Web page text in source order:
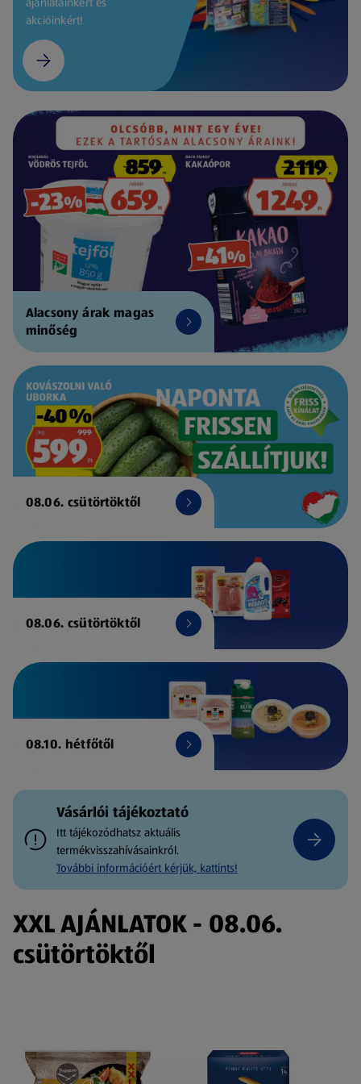
akcióinkért!
Alacsony árak magas
minőség
08.06. csütörtöktől
08.06. csütörtöktől
08.10. hétfőtől
Vásárlói tájékoztató
Itt tájékozódhatsz aktuális
termékvisszahívásainkról.
További információért kérjük, kattints!
XXL AJÁNLATOK - 08.06.
csütörtöktől